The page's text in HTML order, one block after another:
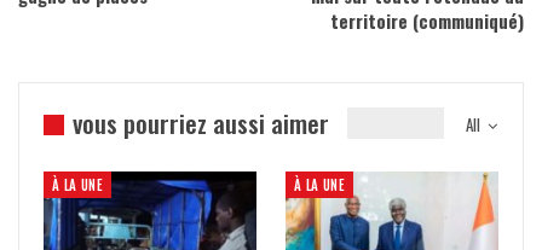
territoire (communiqué)
All
vous pourriez aussi aimer
À LA UNE À LA UNE